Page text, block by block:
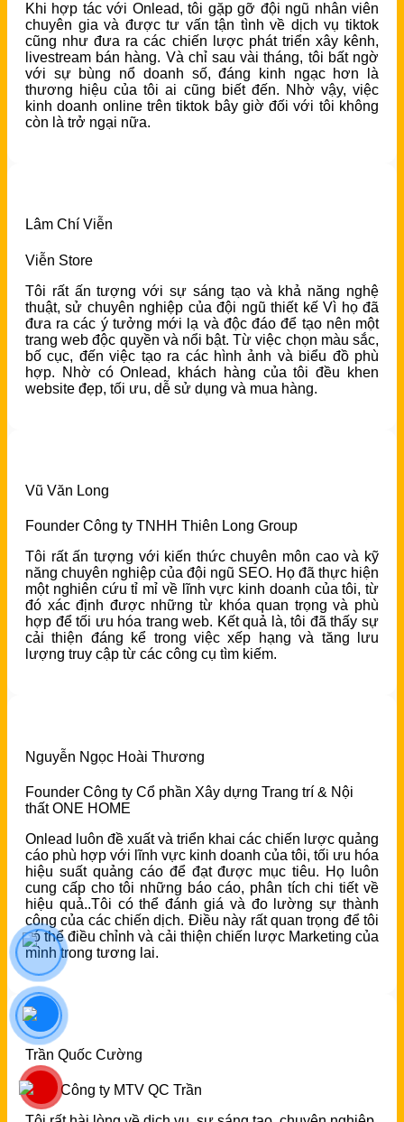
Khi hợp tác với Onlead, tôi gặp gỡ đội ngũ nhân viên
chuyên gia và được tư vấn tận tình về dịch vụ tiktok
cũng như đưa ra các chiến lược phát triển xây kênh,
livestream bán hàng. Và chỉ sau vài tháng, tôi bất ngờ
với sự bùng nổ doanh số, đáng kinh ngạc hơn là
thương hiệu của tôi ai cũng biết đến. Nhờ vậy, việc
kinh doanh online trên tiktok bây giờ đối với tôi không
còn là trở ngại nữa.
Lâm Chí Viễn
Viễn Store
Tôi rất ấn tượng với sự sáng tạo và khả năng nghệ
thuật, sử chuyên nghiệp của đội ngũ thiết kế Vì họ đã
đưa ra các ý tưởng mới lạ và độc đáo để tạo nên một
trang web độc quyền và nổi bật. Từ việc chọn màu sắc,
bố cục, đến việc tạo ra các hình ảnh và biểu đồ phù
hợp. Nhờ có Onlead, khách hàng của tôi đều khen
website đẹp, tối ưu, dễ sử dụng và mua hàng.
Vũ Văn Long
Founder Công ty TNHH Thiên Long Group
Tôi rất ấn tượng với kiến thức chuyên môn cao và kỹ
năng chuyên nghiệp của đội ngũ SEO. Họ đã thực hiện
một nghiên cứu tỉ mỉ về lĩnh vực kinh doanh của tôi, từ
đó xác định được những từ khóa quan trọng và phù
hợp để tối ưu hóa trang web. Kết quả là, tôi đã thấy sự
cải thiện đáng kể trong việc xếp hạng và tăng lưu
lượng truy cập từ các công cụ tìm kiếm.
Nguyễn Ngọc Hoài Thương
Founder Công ty Cổ phần Xây dựng Trang trí & Nội
thất ONE HOME
Onlead luôn đề xuất và triển khai các chiến lược quảng
cáo phù hợp với lĩnh vực kinh doanh của tôi, tối ưu hóa
hiệu suất quảng cáo để đạt được mục tiêu. Họ luôn
cung cấp cho tôi những báo cáo, phân tích chi tiết về
hiệu quả..Tôi có thể đánh giá và đo lường sự thành
công của các chiến dịch. Điều này rất quan trọng để tôi
có thể điều chỉnh và cải thiện chiến lược Marketing của
mình trong tương lai.
Trần Quốc Cường
CEO Công ty MTV QC Trần